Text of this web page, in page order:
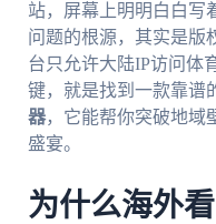
站，屏幕上明明白白写
问题的根源，其实是
台只允许大陆IP访问体
键，就是找到一款靠谱
器，它能帮你突破地域
盛宴。
为什么海外